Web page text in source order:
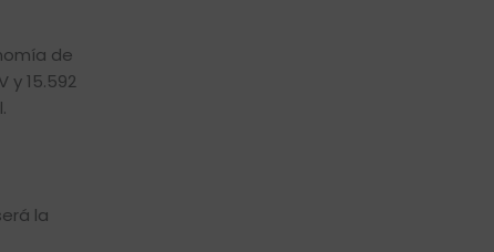
de
15.592
la